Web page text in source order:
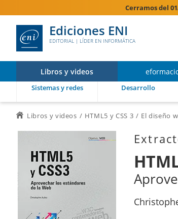
Cerramos del
Ediciones ENI
EDITORIAL | LÍDER EN INFORMÁTICA
Libros y videos
Sistemas y redes Desarrollo
Libros y videos HTML5 y CSS 3 El diseño